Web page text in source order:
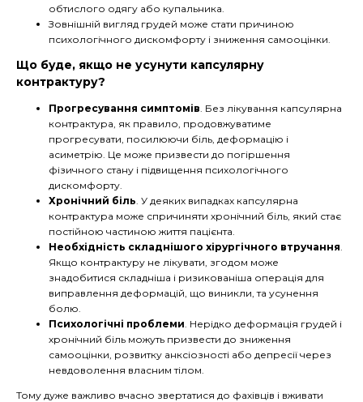
обтислого одягу або купальника.
Зовнішній вигляд грудей може стати причиною
психологічного дискомфорту і зниження самооцінки.
Що буде, якщо не усунути капсулярну
контрактуру?
Прогресування симптомів . Без лікування капсулярна
контрактура, як правило, продовжуватиме
прогресувати, посилюючи біль, деформацію і
асиметрію. Це може призвести до погіршення
фізичного стану і підвищення психологічного
дискомфорту.
Хронічний біль . У деяких випадках капсулярна
контрактура може спричиняти хронічний біль, який стає
постійною частиною життя пацієнта.
Необхідність складнішого хірургічного втручання
Якщо контрактуру не лікувати, згодом може
знадобитися складніша і ризикованіша операція для
виправлення деформацій, що виникли, та усунення
болю.
Психологічні проблеми . Нерідко деформація грудей і
хронічний біль можуть призвести до зниження
самооцінки, розвитку анксіозності або депресії через
невдоволення власним тілом.
Тому дуже важливо вчасно звертатися до фахівців і вживати